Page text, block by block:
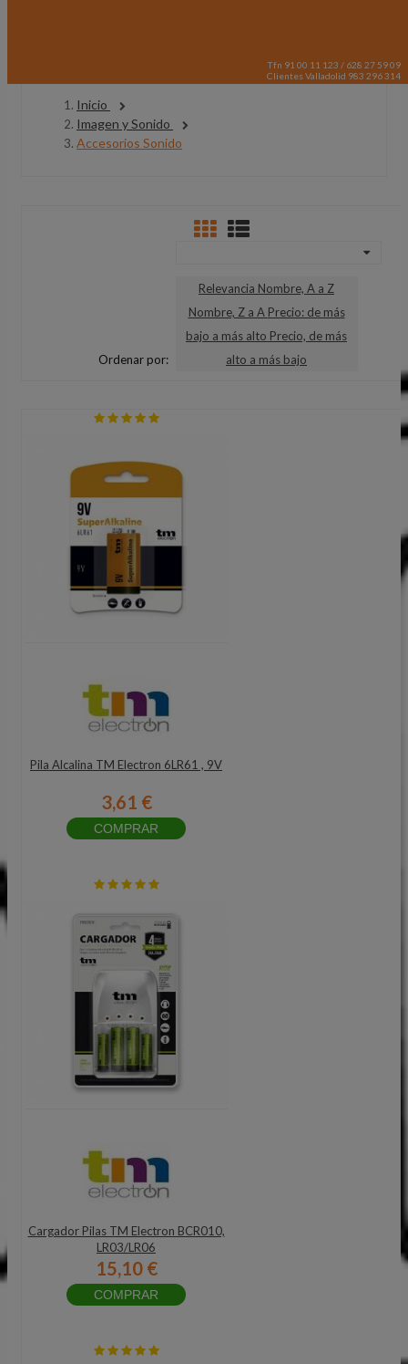
Tfn 91 00 11 123 / 628 27 59 09
Clientes Valladolid 983 296 314
Inicio
Imagen y Sonido
Accesorios Sonido
Ordenar por:
Relevancia Nombre, A a Z
Nombre, Z a A Precio: de más
bajo a más alto Precio, de más
alto a más bajo
Pila Alcalina TM Electron 6LR61 , 9V
3,61 €
COMPRAR
Cargador Pilas TM Electron BCR010,
LR03/LR06
15,10 €
COMPRAR